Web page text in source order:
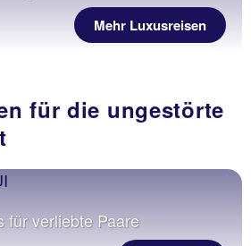
Mehr Luxusreisen
für die ungestörte
für verliebte Paare